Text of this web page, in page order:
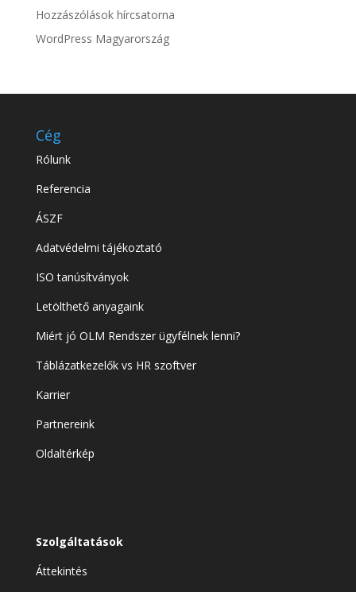
Hozzászólások hírcsatorna
WordPress Magyarország
Cég
Rólunk
Referencia
ÁSZF
Adatvédelmi tájékoztató
ISO tanúsítványok
Letölthető anyagaink
Miért jó OLM Rendszer ügyfélnek lenni?
Táblázatkezelők vs HR szoftver
Karrier
Partnereink
Oldaltérkép
Szolgáltatások
Áttekintés